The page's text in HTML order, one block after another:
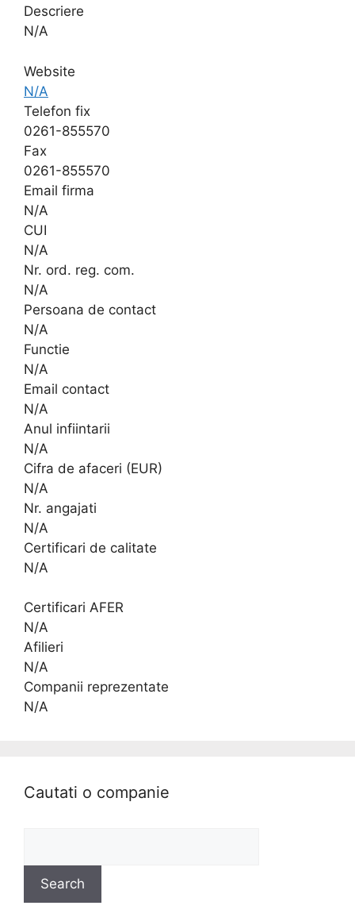
Descriere
N/A
Website
N/A
Telefon fix
0261-855570
Fax
0261-855570
Email firma
N/A
CUI
N/A
Nr. ord. reg. com.
N/A
Persoana de contact
N/A
Functie
N/A
Email contact
N/A
Anul infiintarii
N/A
Cifra de afaceri (EUR)
N/A
Nr. angajati
N/A
Certificari de calitate
N/A
Certificari AFER
N/A
Afilieri
N/A
Companii reprezentate
N/A
Cautati o companie